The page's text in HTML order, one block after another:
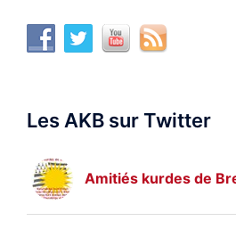
Les AKB sur Twitter
Amitiés kurdes de